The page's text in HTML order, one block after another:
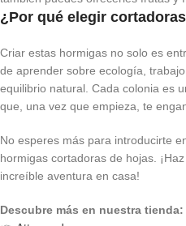
¿Por qué elegir
Criar estas hormigas no solo es
de aprender sobre ecología,
equilibrio natural. Cada colonia es
que, una vez que empieza, te
No esperes más para introducirte
hormigas cortadoras de hojas.
increíble aventura en casa!
Descubre más en nuestra tienda: